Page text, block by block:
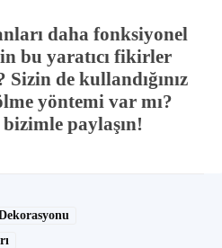
daha fonksiyonel
bu yaratıcı fikirler
de kullandığınız
yöntemi var mı?
paylaşın!